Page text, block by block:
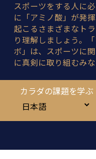
スポーツをする人に
に「アミノ酸」が発
起こるさまざまなト
り理解しましょう。
ボ」は、スポーツに
に真剣に取り組むみ
カラダの課題を学ぶ